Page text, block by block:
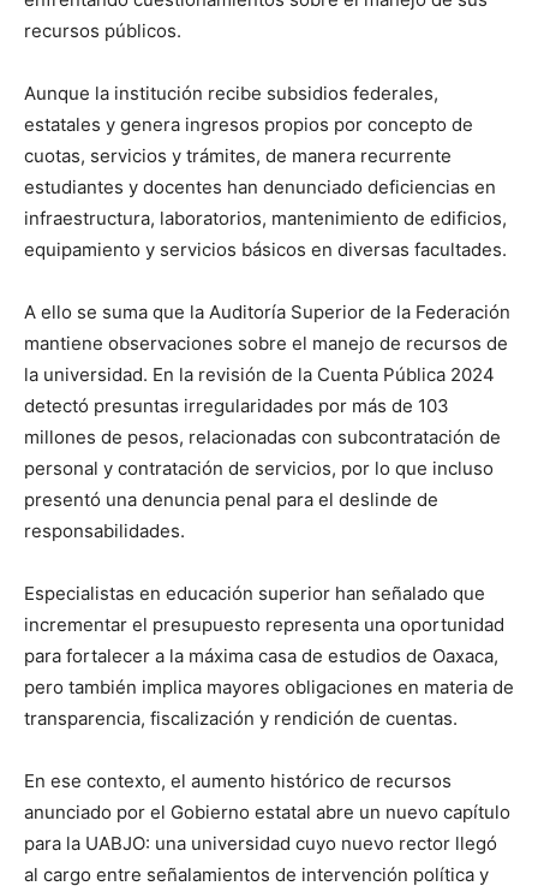
recursos públicos.
Aunque la institución recibe subsidios federales,
estatales y genera ingresos propios por concepto de
cuotas, servicios y trámites, de manera recurrente
estudiantes y docentes han denunciado deficiencias en
infraestructura, laboratorios, mantenimiento de edificios,
equipamiento y servicios básicos en diversas facultades.
A ello se suma que la Auditoría Superior de la Federación
mantiene observaciones sobre el manejo de recursos de
la universidad. En la revisión de la Cuenta Pública 2024
detectó presuntas irregularidades por más de 103
millones de pesos, relacionadas con subcontratación de
personal y contratación de servicios, por lo que incluso
presentó una denuncia penal para el deslinde de
responsabilidades.
Especialistas en educación superior han señalado que
incrementar el presupuesto representa una oportunidad
para fortalecer a la máxima casa de estudios de Oaxaca,
pero también implica mayores obligaciones en materia de
transparencia, fiscalización y rendición de cuentas.
En ese contexto, el aumento histórico de recursos
anunciado por el Gobierno estatal abre un nuevo capítulo
para la UABJO: una universidad cuyo nuevo rector llegó
al cargo entre señalamientos de intervención política y